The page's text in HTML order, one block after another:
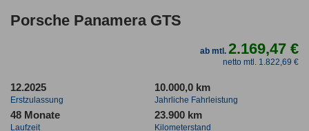
Porsche Panamera GTS
ab mtl.2.169,47 €
netto mtl. 1.822,69 €
12.2025
Erstzulassung
10.000,0 km
Jahrliche Fahrleistung
48 Monate
Laufzeit
23.900 km
Kilometerstand